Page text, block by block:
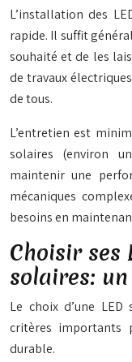
L’installation des
rapide. Il suffit
souhaité et de les
de travaux
de tous.
L’entretien est
solaires (environ
maintenir une
mécaniques
besoins en
Choisir ses
solaires:
Le choix d’une
critères importants
durable.